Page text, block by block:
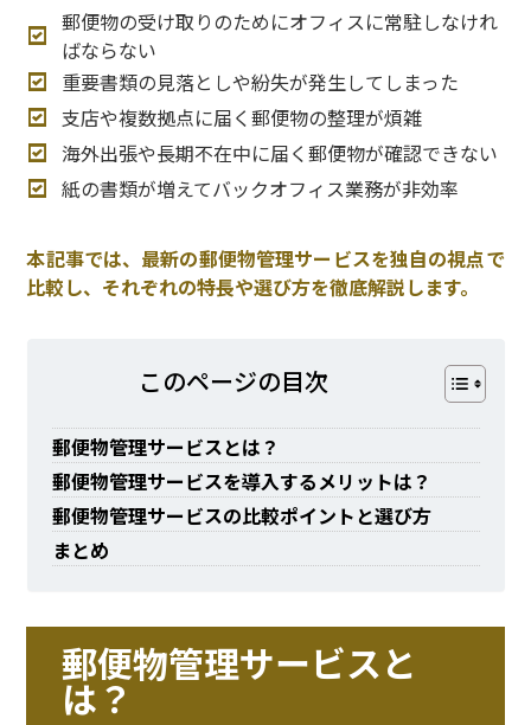
郵便物の受け取りのためにオフィスに常駐しなけれ
ばならない
重要書類の見落としや紛失が発生してしまった
支店や複数拠点に届く郵便物の整理が煩雑
海外出張や長期不在中に届く郵便物が確認できない
紙の書類が増えてバックオフィス業務が非効率
本記事では、最新の郵便物管理サービスを独自の視点で
比較し、それぞれの特長や選び方を徹底解説します。
このページの⽬次
郵便物管理サービスとは？
郵便物管理サービスを導入するメリットは？
郵便物管理サービスの比較ポイントと選び方
まとめ
郵便物管理サービスと
は？